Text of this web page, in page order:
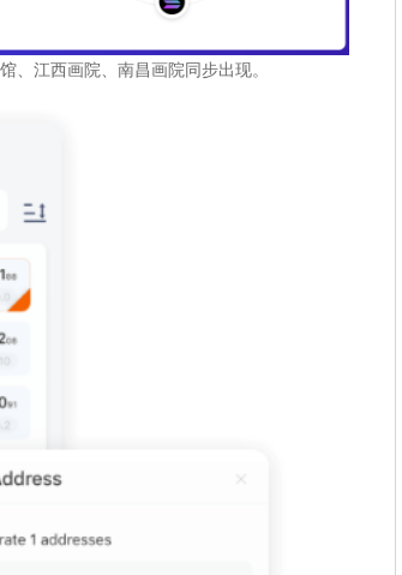
、江西画院、南昌画院同步出现。